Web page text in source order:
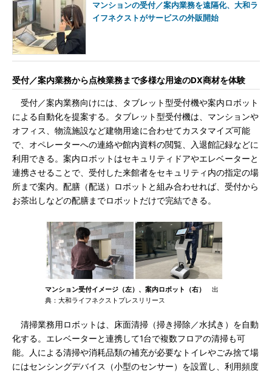
マンションの受付／案内業務を遠隔化、大和ラ
イフネクストがサービスの外販開始
受付／案内業務から点検業務まで多様な用途のDX商材を体験
受付／案内業務向けには、タブレット型受付機や案内ロボット
による自動化を提案する。タブレット型受付機は、マンションや
オフィス、物流施設など建物用途に合わせてカスタマイズ可能
で、オペレーターへの連絡や館内資料の閲覧、入退館記録などに
利用できる。案内ロボットはセキュリティドアやエレベーターと
連携させることで、受付した来館者をセキュリティ内の指定の場
所まで案内。配膳（配送）ロボットと組み合わせれば、受付から
お茶出しなどの配膳までロボットだけで完結できる。
マンション受付イメージ（左）、案内ロボット（右）
出
典：大和ライフネクストプレスリリース
清掃業務用ロボットは、床面清掃（掃き掃除／水拭き）を自動
化する。エレベーターと連携して1台で複数フロアの清掃も可
能。人による清掃や消耗品類の補充が必要なトイレやごみ捨て場
にはセンシングデバイス（小型のセンサー）を設置し、利用頻度